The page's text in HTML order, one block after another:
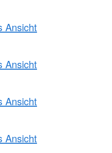
Ansicht
Ansicht
Ansicht
Ansicht